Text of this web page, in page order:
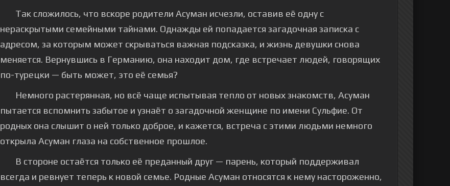
Так сложилось, что вскоре родители Асуман исчезли, оставив её одну с
нераскрытыми семейными тайнами. Однажды ей попадается загадочная записка с
адресом, за которым может скрываться важная подсказка, и жизнь девушки снова
меняется. Вернувшись в Германию, она находит дом, где встречает людей, говорящих
по-турецки — быть может, это её семья?
Немного растерянная, но всё чаще испытывая тепло от новых знакомств, Асуман
пытается вспомнить забытое и узнаёт о загадочной женщине по имени Сульфие. От
родных она слышит о ней только доброе, и кажется, встреча с этими людьми немного
открыла Асуман глаза на собственное прошлое.
В стороне остаётся только её преданный друг — парень, который поддерживал
всегда и ревнует теперь к новой семье. Родные Асуман относятся к нему настороженно,